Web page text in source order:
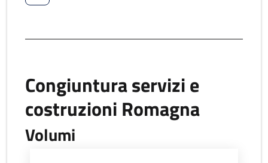
Congiuntura servizi e
costruzioni Romagna
Volumi